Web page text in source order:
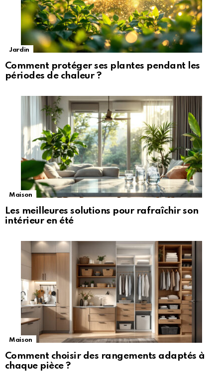
Jardin
Comment protéger ses plantes pendant les
périodes de chaleur ?
Maison
Les meilleures solutions pour rafraîchir son
intérieur en été
Maison
Comment choisir des rangements adaptés à
chaque pièce ?